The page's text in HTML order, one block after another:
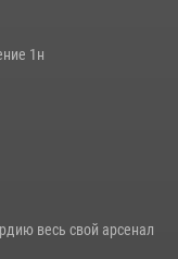
1н
весь свой арсенал